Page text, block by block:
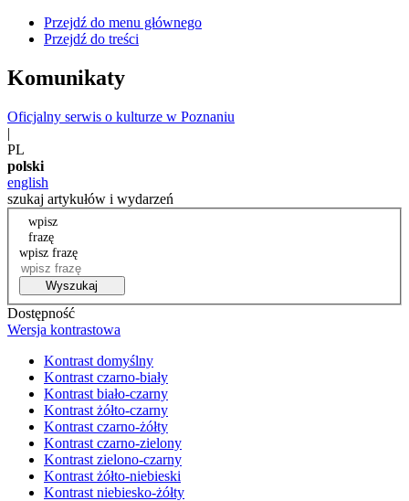
Przejdź do menu głównego
Przejdź do treści
Komunikaty
Oficjalny serwis o kulturze w Poznaniu
|
PL
polski
english
szukaj artykułów i wydarzeń
wpisz
frazę
wpisz frazę
Wyszukaj
Dostępność
Wersja kontrastowa
Kontrast domyślny
Kontrast czarno-biały
Kontrast biało-czarny
Kontrast żółto-czarny
Kontrast czarno-żółty
Kontrast czarno-zielony
Kontrast zielono-czarny
Kontrast żółto-niebieski
Kontrast niebiesko-żółty